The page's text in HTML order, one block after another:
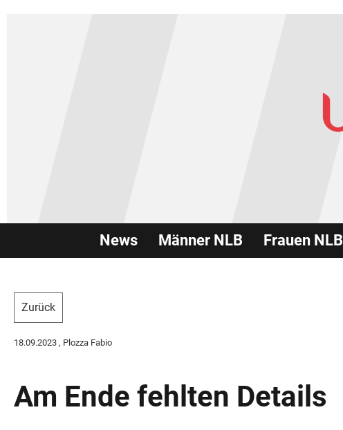
News Männer NLB Frauen NLB
Zurück
18.09.2023 , Plozza Fabio
Am Ende fehlten Details